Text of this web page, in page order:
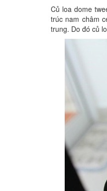
Củ loa dome
trúc nam châm
trung. Do đó củ